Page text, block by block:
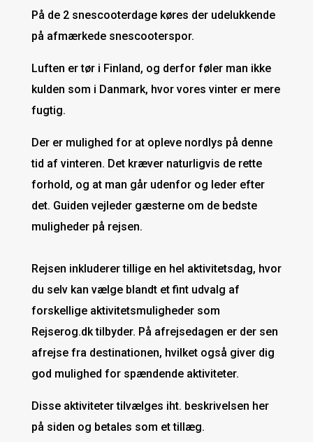
På de 2 snescooterdage køres der udelukkende
på afmærkede snescooterspor.
Luften er tør i Finland, og derfor føler man ikke
kulden som i Danmark, hvor vores vinter er mere
fugtig.
Der er mulighed for at opleve nordlys på denne
tid af vinteren. Det kræver naturligvis de rette
forhold, og at man går udenfor og leder efter
det. Guiden vejleder gæsterne om de bedste
muligheder på rejsen.
Rejsen inkluderer tillige en hel aktivitetsdag, hvor
du selv kan vælge blandt et fint udvalg af
forskellige aktivitetsmuligheder som
Rejserog.dk tilbyder. På afrejsedagen er der sen
afrejse fra destinationen, hvilket også giver dig
god mulighed for spændende aktiviteter.
Disse aktiviteter tilvælges iht. beskrivelsen her
på siden og betales som et tillæg.